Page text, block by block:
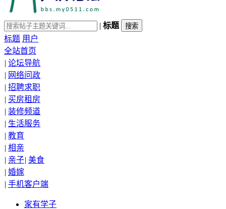
| 标题
标题 用户
全站首页
| 论坛导航
| 网络问政
| 招聘求职
| 买房租房
| 装修频道
| 生活服务
| 教育
| 相亲
| 亲子| 美食
| 婚嫁
| 手机客户端
家有学子